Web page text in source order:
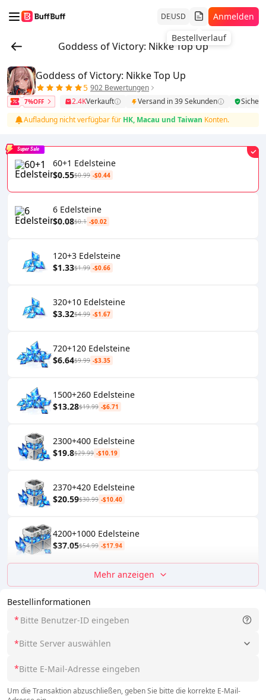
DEUSD
Bestellverlauf
Anmelden
Goddess of Victory: Nikke Top Up
Bestellinformationen
*
*Bitte Server auswählen
*
Um die Transaktion abzuschließen, geben Sie bitte die korrekte E-Mail-
Goddess of Victory: Nikke Top Up
5 902 Bewertungen
7%OFF 2.4KVerkauft Versand in 39 Sekunden
Sicher
Aufladung nicht verfügbar für HK, Macau und Taiwan Konten.
60+1 Edelsteine
$0.55$0.99 -$0.44
Super Sale
6 Edelsteine
$0.08$0.1 -$0.02
120+3 Edelsteine
$1.33$1.99 -$0.66
320+10 Edelsteine
$3.32$4.99 -$1.67
720+120 Edelsteine
$6.64$9.99 -$3.35
1500+260 Edelsteine
$13.28$19.99 -$6.71
2300+400 Edelsteine
$19.8$29.99 -$10.19
2370+420 Edelsteine
$20.59$30.99 -$10.40
4200+1000 Edelsteine
$37.05$54.99 -$17.94
Mehr anzeigen